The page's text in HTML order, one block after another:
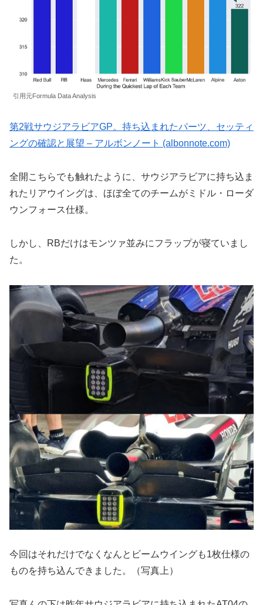
引用元Formula Data Analysis
第2戦サウジアラビアGP。持ち込まれたパーツ、セッティ
ングの確認と展望 – アルボンノート (albonnote.com)
全開こちらでも触れたように、サウジアラビアに持ち込ま
れたリアウイングは、ほぼ全てのチームがミドル・ローダ
ウンフォース仕様。
しかし、RBだけはモンツァ並みにフラップが寝ていまし
た。
今回はそれだけでなくなんとビームウイングも1枚仕様の
ものを持ち込んできました。（写真上）